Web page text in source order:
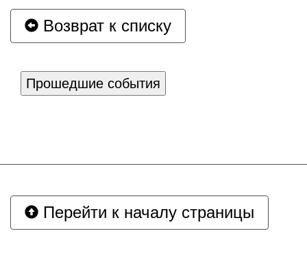
Возврат к списку
Прошедшие события
Перейти к началу страницы